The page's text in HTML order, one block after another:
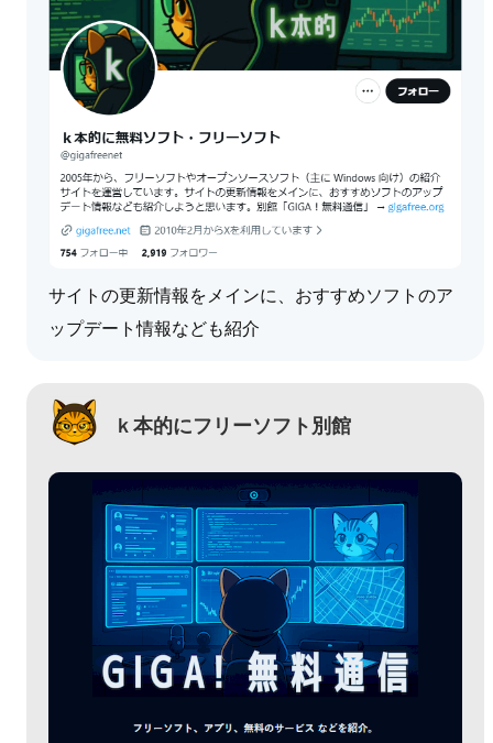
サイトの更新情報をメインに、おすすめソフトのア
ップデート情報なども紹介
ｋ本的にフリーソフト別館